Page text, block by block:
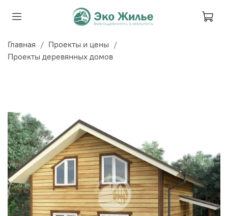
Главная
Проекты и цены
Проекты деревянных домов